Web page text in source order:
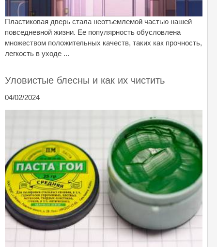
Пластиковая дверь стала неотъемлемой частью нашей
повседневной жизни. Ее популярность обусловлена
множеством положительных качеств, таких как прочность,
легкость в уходе ...
Уловистые блесны и как их чистить
04/02/2024